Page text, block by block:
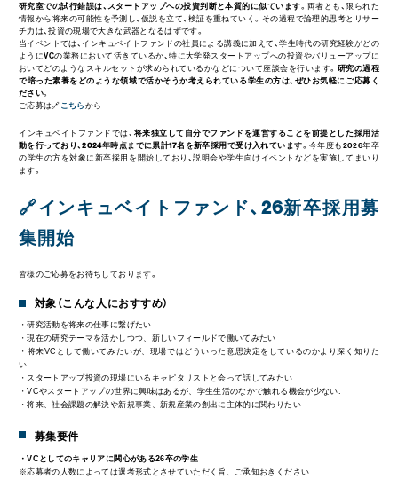
研究室での試行錯誤は、スタートアップへの投資判断と本質的に似ています。両者とも、限られた
情報から将来の可能性を予測し、仮説を立て、検証を重ねていく。その過程で論理的思考とリサー
チ力は、投資の現場で大きな武器となるはずです。
当イベントでは、インキュベイトファンドの社員による講義に加えて、学生時代の研究経験がどの
ようにVCの業務において活きているか、特に大学発スタートアップへの投資やバリューアップに
おいてどのようなスキルセットが求められているかなどについて座談会を行います。 研究の過程
で培った素養をどのような領域で活かそうか考えられている学生の方は、ぜひお気軽にご応募く
ださい。
ご応募は🔗 こちら から
インキュベイトファンドでは、 将来独立して自分でファンドを運営することを前提とした採用活
動を行っており、2024年時点までに累計17名を新卒採用で受け入れています。今年度も2026年卒
の学生の方を対象に新卒採用を開始しており、説明会や学生向けイベントなどを実施してまいり
ます。
🔗インキュベイトファンド、26新卒採用募
集開始
皆様のご応募をお待ちしております。
対象（こんな人におすすめ）
・研究活動を将来の仕事に繋げたい
・現在の研究テーマを活かしつつ、新しいフィールドで働いてみたい
・将来VCとして働いてみたいが、現場ではどういった意思決定をしているのかより深く知りた
い
・スタートアップ投資の現場にいるキャピタリストと会って話してみたい
・VCやスタートアップの世界に興味はあるが、学生生活のなかで触れる機会が少ない.
・将来、社会課題の解決や新規事業、新規産業の創出に主体的に関わりたい
募集要件
・VCとしてのキャリアに関心がある26卒の学生
※応募者の人数によっては選考形式とさせていただく旨、ご承知おきください